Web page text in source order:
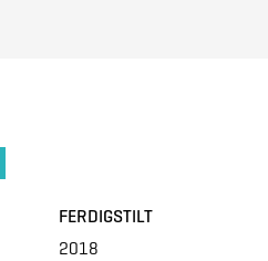
FERDIGSTILT
2018